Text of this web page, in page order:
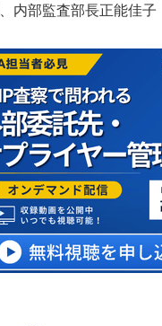
内部監査部長正能佳子